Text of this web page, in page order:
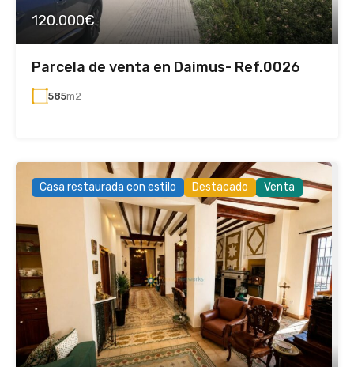
120.000€
Parcela de venta en Daimus- Ref.0026
585m2
Casa restaurada con estilo Destacado Venta